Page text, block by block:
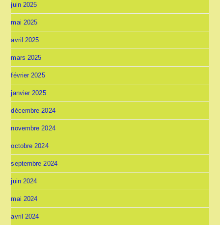
juin 2025
mai 2025
avril 2025
mars 2025
février 2025
janvier 2025
décembre 2024
novembre 2024
octobre 2024
septembre 2024
juin 2024
mai 2024
avril 2024